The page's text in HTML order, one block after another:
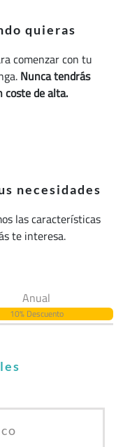
quieras
comenzar con tu
Nunca tendrás
coste de alta.
necesidades
las características
te interesa.
Anual
10% Descuento